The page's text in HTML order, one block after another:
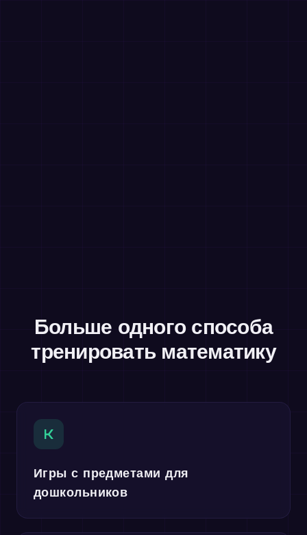
Больше одного способа
тренировать математику
K
Игры с предметами для
дошкольников